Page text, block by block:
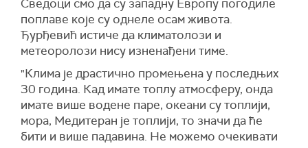
Сведоци смо да су западну Европу погодиле
поплаве које су однеле осам живота.
Ђурђевић истиче да климатолози и
метеоролози нису изненађени тиме.
"Клима је драстично промењена у последњих
30 година. Кад имате топлу атмосферу, онда
имате више водене паре, океани су топлији,
мора, Медитеран је топлији, то значи даће
бити и више падавина. Не можемо очекивати